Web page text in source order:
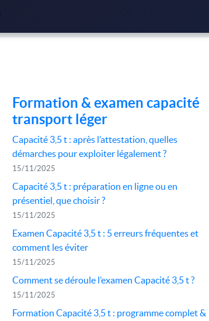
Formation & examen capacité
transport léger
Capacité 3,5 t : après l’attestation, quelles
démarches pour exploiter légalement ?
15/11/2025
Capacité 3,5 t : préparation en ligne ou en
présentiel, que choisir ?
15/11/2025
Examen Capacité 3,5 t : 5 erreurs fréquentes et
comment les éviter
15/11/2025
Comment se déroule l’examen Capacité 3,5 t ?
15/11/2025
Formation Capacité 3,5 t : programme complet &